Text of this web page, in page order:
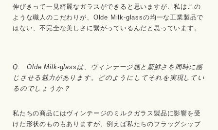
伸びきって一見綺麗なガラスができると思いますが、私はこの
ような職人のこだわりが、Olde Milk-glassの均一な工業製品で
はない、不完全な美しさに繋がっているんだと思っています。
Q. Olde Milk-glassは、ヴィンテージ感と新鮮さを同時に感
じさせる魅力があります。どのようにしてそれを実現してい
るのでしょうか？
私たちの商品にはヴィンテージのミルクガラス製品に影響を受
けた形状のものもありますが、例えば私たちのフラッグシップ